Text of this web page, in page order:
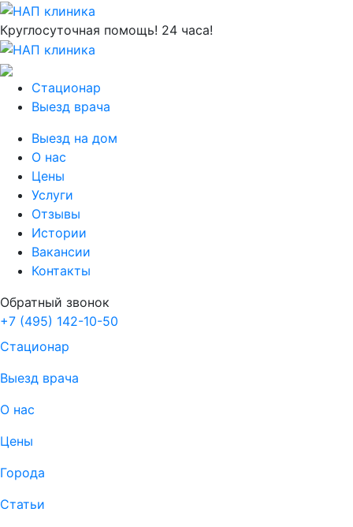
Круглосуточная помощь! 24 часа!
Стационар
Выезд врача
Выезд на дом
О нас
Цены
Услуги
Отзывы
Истории
Вакансии
Контакты
Обратный звонок
+7 (495) 142-10-50
Стационар
Выезд врача
О нас
Цены
Города
Статьи